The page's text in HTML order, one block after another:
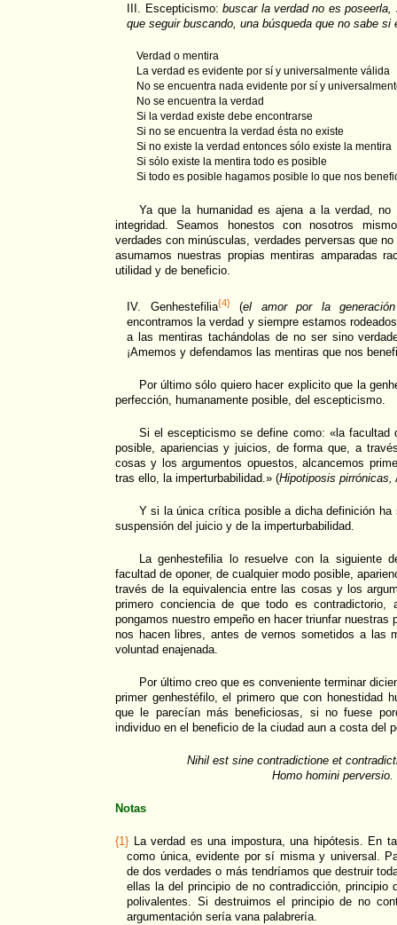
III. Escepticismo:buscar la verdad no es
que seguir buscando, una búsqueda que no sabe si
Verdad o mentira
La verdad es evidente por sí y universalmente válida
No se encuentra nada evidente por sí y
No se encuentra la verdad
Si la verdad existe debe encontrarse
Si no se encuentra la verdad ésta no existe
Si no existe la verdad entonces sólo existe la mentira
Si sólo existe la mentira todo es posible
Si todo es posible hagamos posible lo que nos
Ya que la humanidad es ajena a la verdad,
integridad. Seamos honestos con nosotros
verdades con minúsculas, verdades perversas que
asumamos nuestras propias mentiras amparadas
utilidad y de beneficio.
IV. Genhestefilia{4}(el amor por la
encontramos la verdad y siempre estamos
a las mentiras tachándolas de no ser sino
¡Amemos y defendamos las mentiras que nos
Por último sólo quiero hacer explicito que la
perfección, humanamente posible, del escepticismo.
Si el escepticismo se define como: «la facultad
posible, apariencias y juicios, de forma que, a
cosas y los argumentos opuestos, alcancemos
tras ello, la imperturbabilidad.» (Hipotiposis pirrónicas,
Y si la única crítica posible a dicha definición ha
suspensión del juicio y de la imperturbabilidad.
La genhestefilia lo resuelve con la siguiente
facultad de oponer, de cualquier modo posible,
través de la equivalencia entre las cosas y los
primero conciencia de que todo es
pongamos nuestro empeño en hacer triunfar nuestras
nos hacen libres, antes de vernos sometidos a las
voluntad enajenada.
Por último creo que es conveniente terminar
primer genhestéfilo, el primero que con honestidad
que le parecían más beneficiosas, si no fuese
individuo en el beneficio de la ciudad aun a costa del
Nihil est sine contradictione et
Homo homini perversio.
Notas
{1} La verdad es una impostura, una hipótesis. En
como única, evidente por sí misma y universal.
de dos verdades o más tendríamos que destruir
ellas la del principio de no contradicción, principio
polivalentes. Si destruimos el principio de no
argumentación sería vana palabrería.